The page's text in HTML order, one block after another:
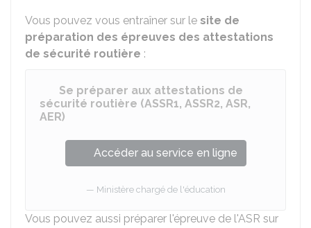
Vous pouvez vous entraîner sur le site de
préparation des épreuves des attestations
de sécurité routière :
Se préparer aux attestations de
sécurité routière (ASSR1, ASSR2, ASR,
AER)
Accéder au service en ligne
Ministère chargé de l'éducation
Vous pouvez aussi préparer l'épreuve de l'ASR sur